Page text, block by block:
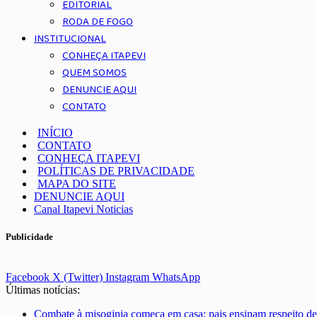
EDITORIAL
RODA DE FOGO
INSTITUCIONAL
CONHEÇA ITAPEVI
QUEM SOMOS
DENUNCIE AQUI
CONTATO
INÍCIO
CONTATO
CONHEÇA ITAPEVI
POLÍTICAS DE PRIVACIDADE
MAPA DO SITE
DENUNCIE AQUI
Canal Itapevi Noticias
Publicidade
Facebook X (Twitter) Instagram WhatsApp
Últimas notícias:
Combate à misoginia começa em casa: pais ensinam respeito